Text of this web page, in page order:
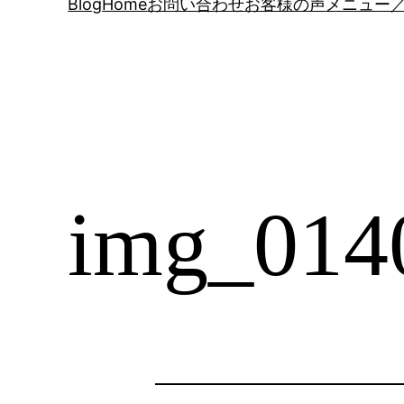
BlogHomeお問い合わせお客様の声 メニュー